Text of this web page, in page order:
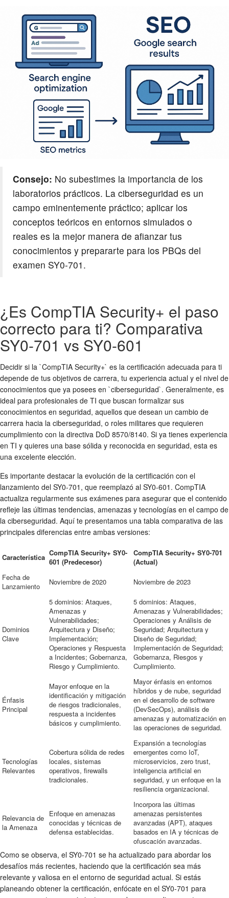
Consejo: No subestimes la importancia de los
laboratorios prácticos. La ciberseguridad es un
campo eminentemente práctico; aplicar los
conceptos teóricos en entornos simulados o
reales es la mejor manera de afianzar tus
conocimientos y prepararte para los PBQs del
examen SY0-701.
¿Es CompTIA Security+ el paso
correcto para ti? Comparativa
SY0-701 vs SY0-601
Decidir si la `CompTIA Security+` es la certificación adecuada para ti
depende de tus objetivos de carrera, tu experiencia actual y el nivel de
conocimientos que ya posees en `ciberseguridad`. Generalmente, es
ideal para profesionales de TI que buscan formalizar sus
conocimientos en seguridad, aquellos que desean un cambio de
carrera hacia la ciberseguridad, o roles militares que requieren
cumplimiento con la directiva DoD 8570/8140. Si ya tienes experiencia
en TI y quieres una base sólida y reconocida en seguridad, esta es
una excelente elección.
Es importante destacar la evolución de la certificación con el
lanzamiento del SY0-701, que reemplazó al SY0-601. CompTIA
actualiza regularmente sus exámenes para asegurar que el contenido
refleje las últimas tendencias, amenazas y tecnologías en el campo de
la ciberseguridad. Aquí te presentamos una tabla comparativa de las
principales diferencias entre ambas versiones:
Característica CompTIA Security+ SY0-
601 (Predecesor)
CompTIA Security+ SY0-701
(Actual)
Fecha de
Lanzamiento
Noviembre de 2020 Noviembre de 2023
Dominios
Clave
5 dominios: Ataques,
Amenazas y
Vulnerabilidades;
Arquitectura y Diseño;
Implementación;
Operaciones y Respuesta
a Incidentes; Gobernanza,
Riesgo y Cumplimiento.
5 dominios: Ataques,
Amenazas y Vulnerabilidades;
Operaciones y Análisis de
Seguridad; Arquitectura y
Diseño de Seguridad;
Implementación de Seguridad;
Gobernanza, Riesgos y
Cumplimiento.
Énfasis
Principal
Mayor enfoque en la
identificación y mitigación
de riesgos tradicionales,
respuesta a incidentes
básicos y cumplimiento.
Mayor énfasis en entornos
híbridos y de nube, seguridad
en el desarrollo de software
(DevSecOps), análisis de
amenazas y automatización en
las operaciones de seguridad.
Tecnologías
Relevantes
Cobertura sólida de redes
locales, sistemas
operativos, firewalls
tradicionales.
Expansión a tecnologías
emergentes como IoT,
microservicios, zero trust,
inteligencia artificial en
seguridad, y un enfoque en la
resiliencia organizacional.
Relevancia de
la Amenaza
Enfoque en amenazas
conocidas y técnicas de
defensa establecidas.
Incorpora las últimas
amenazas persistentes
avanzadas (APT), ataques
basados en IA y técnicas de
ofuscación avanzadas.
Como se observa, el SY0-701 se ha actualizado para abordar los
desafíos más recientes, haciendo que la certificación sea más
relevante y valiosa en el entorno de seguridad actual. Si estás
planeando obtener la certificación, enfócate en el SY0-701 para